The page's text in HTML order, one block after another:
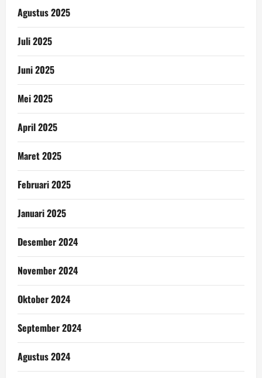
Agustus 2025
Juli 2025
Juni 2025
Mei 2025
April 2025
Maret 2025
Februari 2025
Januari 2025
Desember 2024
November 2024
Oktober 2024
September 2024
Agustus 2024